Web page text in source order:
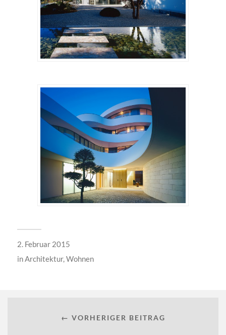
2. Februar 2015
inArchitektur,Wohnen
← VORHERIGER BEITRAG